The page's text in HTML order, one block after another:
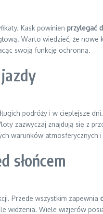
Kask powinien przylegać
Warto wiedzieć, że
swoją funkcję ochronną.
podróży i w cieplejsze
zazwyczaj znajdują się z
warunków atmosferycznych
słońcem
Przede wszystkim zapewnia
widzenia. Wiele wizjerów